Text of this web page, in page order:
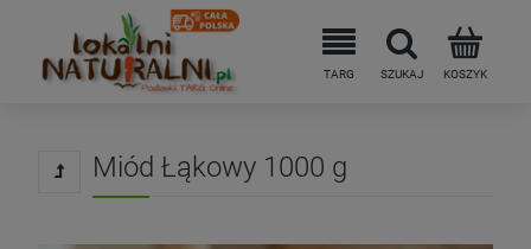
Miód Łąkowy 1000 g